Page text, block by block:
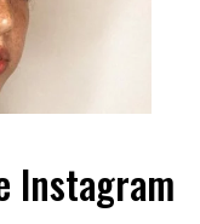
Instagram